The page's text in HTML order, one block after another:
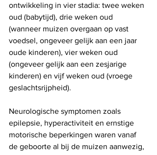
ontwikkeling in vier stadia: twee weken
oud (babytijd), drie weken oud
(wanneer muizen overgaan op vast
voedsel, ongeveer gelijk aan een jaar
oude kinderen), vier weken oud
(ongeveer gelijk aan een zesjarige
kinderen) en vijf weken oud (vroege
geslachtsrijpheid).
Neurologische symptomen zoals
epilepsie, hyperactiviteit en ernstige
motorische beperkingen waren vanaf
de geboorte al bij de muizen aanwezig,